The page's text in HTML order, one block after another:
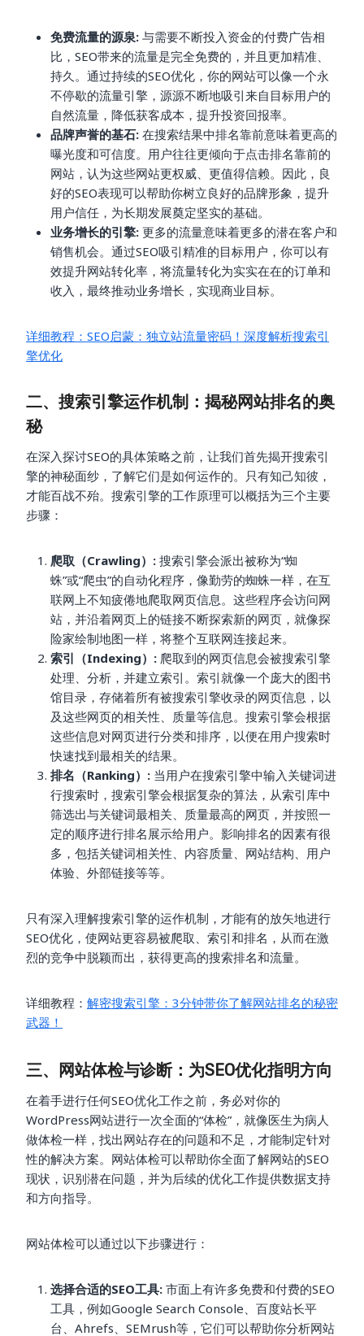
免费流量的源泉: 与需要不断投入资金的付费广告相
比，SEO带来的流量是完全免费的，并且更加精准、
持久。通过持续的SEO优化，你的网站可以像一个永
不停歇的流量引擎，源源不断地吸引来自目标用户的
自然流量，降低获客成本，提升投资回报率。
品牌声誉的基石: 在搜索结果中排名靠前意味着更高的
曝光度和可信度。用户往往更倾向于点击排名靠前的
网站，认为这些网站更权威、更值得信赖。因此，良
好的SEO表现可以帮助你树立良好的品牌形象，提升
用户信任，为长期发展奠定坚实的基础。
业务增长的引擎: 更多的流量意味着更多的潜在客户和
销售机会。通过SEO吸引精准的目标用户，你可以有
效提升网站转化率，将流量转化为实实在在的订单和
收入，最终推动业务增长，实现商业目标。
详细教程：SEO启蒙：独立站流量密码！深度解析搜索引
擎优化
二、搜索引擎运作机制：揭秘网站排名的奥
秘
在深入探讨SEO的具体策略之前，让我们首先揭开搜索引
擎的神秘面纱，了解它们是如何运作的。只有知己知彼，
才能百战不殆。搜索引擎的工作原理可以概括为三个主要
步骤：
爬取（Crawling）: 搜索引擎会派出被称为“蜘
蛛”或“爬虫”的自动化程序，像勤劳的蜘蛛一样，在互
联网上不知疲倦地爬取网页信息。这些程序会访问网
站，并沿着网页上的链接不断探索新的网页，就像探
险家绘制地图一样，将整个互联网连接起来。
索引（Indexing）: 爬取到的网页信息会被搜索引擎
处理、分析，并建立索引。索引就像一个庞大的图书
馆目录，存储着所有被搜索引擎收录的网页信息，以
及这些网页的相关性、质量等信息。搜索引擎会根据
这些信息对网页进行分类和排序，以便在用户搜索时
快速找到最相关的结果。
排名（Ranking）: 当用户在搜索引擎中输入关键词进
行搜索时，搜索引擎会根据复杂的算法，从索引库中
筛选出与关键词最相关、质量最高的网页，并按照一
定的顺序进行排名展示给用户。影响排名的因素有很
多，包括关键词相关性、内容质量、网站结构、用户
体验、外部链接等等。
只有深入理解搜索引擎的运作机制，才能有的放矢地进行
SEO优化，使网站更容易被爬取、索引和排名，从而在激
烈的竞争中脱颖而出，获得更高的搜索排名和流量。
详细教程： 解密搜索引擎：3分钟带你了解网站排名的秘密
武器！
三、网站体检与诊断：为SEO优化指明方向
在着手进行任何SEO优化工作之前，务必对你的
WordPress网站进行一次全面的“体检”，就像医生为病人
做体检一样，找出网站存在的问题和不足，才能制定针对
性的解决方案。网站体检可以帮助你全面了解网站的SEO
现状，识别潜在问题，并为后续的优化工作提供数据支持
和方向指导。
网站体检可以通过以下步骤进行：
选择合适的SEO工具: 市面上有许多免费和付费的SEO
工具，例如Google Search Console、百度站长平
台、Ahrefs、SEMrush等，它们可以帮助你分析网站